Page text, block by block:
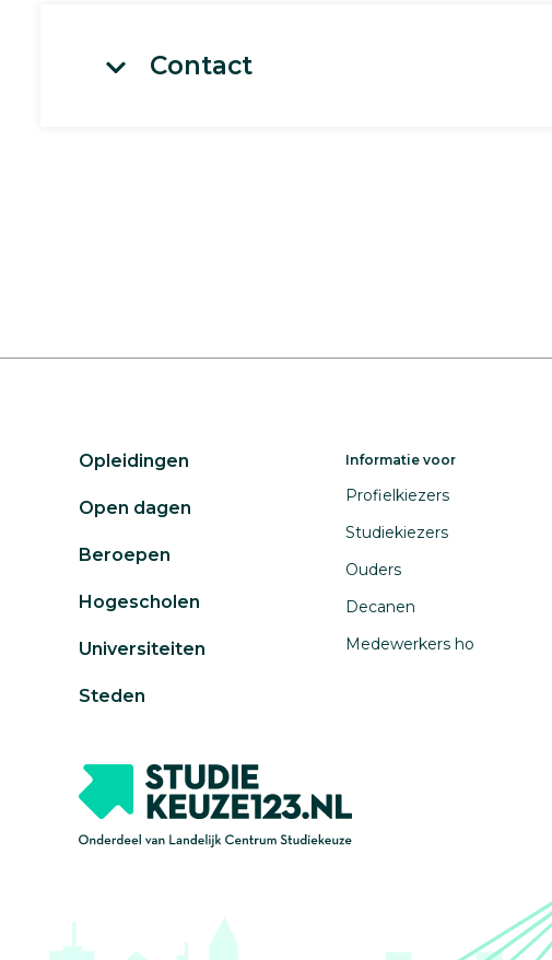
Contact
Opleidingen
Open dagen
Beroepen
Hogescholen
Universiteiten
Steden
Informatie voor
Profielkiezers
Studiekiezers
Ouders
Decanen
Medewerkers ho